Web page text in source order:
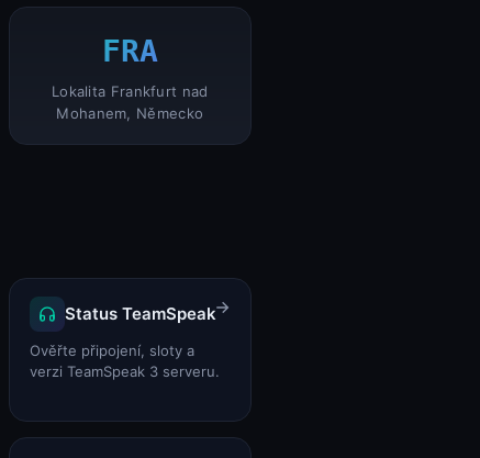
FRA
Lokalita Frankfurt nad
Mohanem, Německo
Status TeamSpeak
Ověřte připojení, sloty a
verzi TeamSpeak 3 serveru.